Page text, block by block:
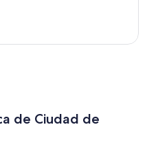
de Ciudad de